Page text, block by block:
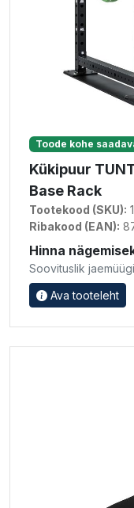
Toode kohe
Kükipuur
Base Rack
Tootekood (SKU):
Ribakood (EAN):
Hinna
Soovituslik
Ava tooteleht